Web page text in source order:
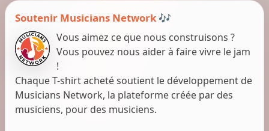
Soutenir Musicians Network 🎶
Vous aimez ce que nous construisons ?
Vous pouvez nous aider à faire vivre le jam
!
Chaque T-shirt acheté soutient le développement de
Musicians Network, la plateforme créée par des
musiciens, pour des musiciens.